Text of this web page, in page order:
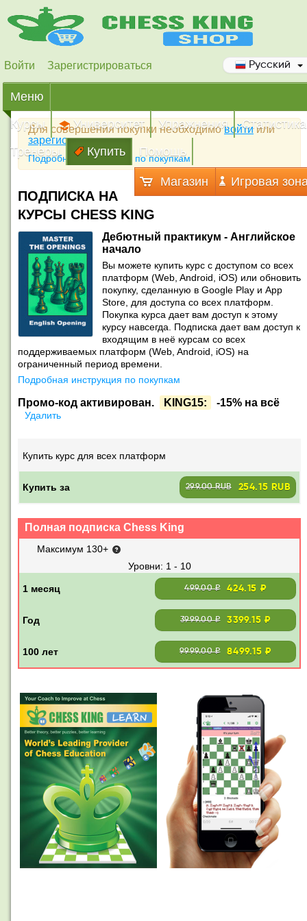
Войти Зарегистрироваться Русский
Меню
Курсы
Университет Упражнения
Статистика
Тренеры
Купить Помощь
Магазин Игровая
Для совершения покупки необходимовойтиили
зарегистрироваться
Подробная инструкция по покупкам
ПОДПИСКА НА
КУРСЫ CHESS KING
Дебютный практикум - Английское
начало
Вы можете купить курс с доступом со всех
платформ (Web, Android, iOS) или обновить
покупку, сделанную в Google Play и App
Store, для доступа со всех платформ.
Покупка курса дает вам доступ к этому
курсу навсегда. Подписка дает вам доступ к
входящим в неё курсам со всех
поддерживаемых платформ (Web, Android, iOS) на
ограниченный период времени.
Подробная инструкция по покупкам
Промо-код активирован. KING15: -15% на всё
Удалить
Купить курс для всех платформ
Купить за 299.00 RUB 254.15 RUB
Полная подписка Chess King
Максимум 130+
1 - 10
499.00 ₽ 424.15 ₽
3999.00 ₽ 3399.15 ₽
9999.00 ₽ 8499.15 ₽